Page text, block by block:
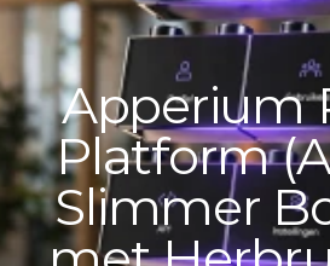
Apperium
Platform
Slimmer